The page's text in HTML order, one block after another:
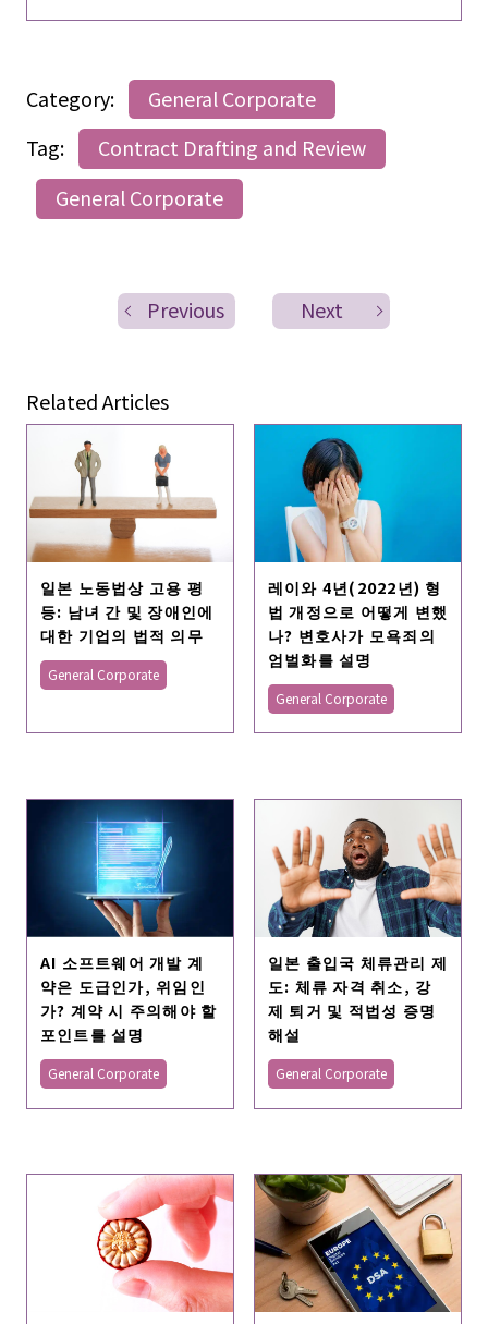
Category:
General Corporate
Tag:
Contract Drafting and Review
General Corporate
Previous Next
Related Articles
일본 노동법상 고용 평
등: 남녀 간 및 장애인에
대한 기업의 법적 의무
General Corporate
레이와 4년(2022년) 형
법 개정으로 어떻게 변했
나? 변호사가 모욕죄의
엄벌화를 설명
General Corporate
AI 소프트웨어 개발 계
약은 도급인가, 위임인
가? 계약 시 주의해야 할
포인트를 설명
General Corporate
일본 출입국 체류관리 제
도: 체류 자격 취소, 강
제 퇴거 및 적법성 증명
해설
General Corporate